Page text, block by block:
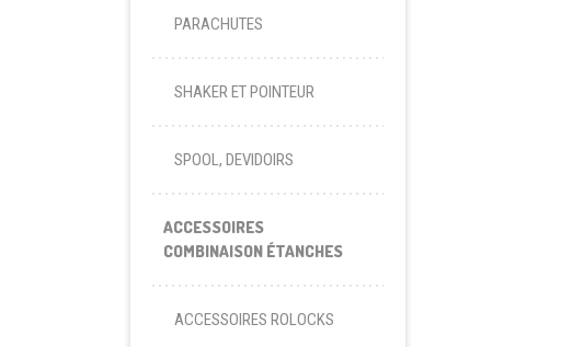
PARACHUTES
SHAKER ET POINTEUR
SPOOL, DEVIDOIRS
ACCESSOIRES
COMBINAISON ÉTANCHES
ACCESSOIRES ROLOCKS